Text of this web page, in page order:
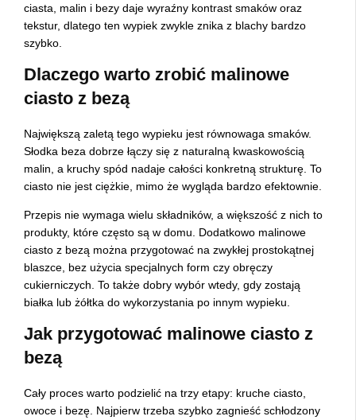
ciasta, malin i bezy daje wyraźny kontrast smaków oraz
tekstur, dlatego ten wypiek zwykle znika z blachy bardzo
szybko.
Dlaczego warto zrobić malinowe
ciasto z bezą
Największą zaletą tego wypieku jest równowaga smaków.
Słodka beza dobrze łączy się z naturalną kwaskowością
malin, a kruchy spód nadaje całości konkretną strukturę. To
ciasto nie jest ciężkie, mimo że wygląda bardzo efektownie.
Przepis nie wymaga wielu składników, a większość z nich to
produkty, które często są w domu. Dodatkowo malinowe
ciasto z bezą można przygotować na zwykłej prostokątnej
blaszce, bez użycia specjalnych form czy obręczy
cukierniczych. To także dobry wybór wtedy, gdy zostają
białka lub żółtka do wykorzystania po innym wypieku.
Jak przygotować malinowe ciasto z
bezą
Cały proces warto podzielić na trzy etapy: kruche ciasto,
owoce i bezę. Najpierw trzeba szybko zagnieść schłodzony